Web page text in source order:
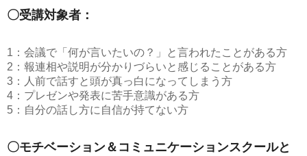
〇受講対象者：
1：会議で「何が言いたいの？」と言われたことがある方
2：報連相や説明が分かりづらいと感じることがある方
3：人前で話すと頭が真っ白になってしまう方
4：プレゼンや発表に苦手意識がある方
5：自分の話し方に自信が持てない方
〇モチベーション＆コミュニケーションスクールと